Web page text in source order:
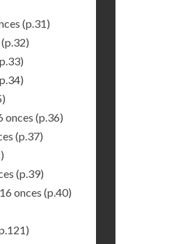
(p.31)
(p.32)
onces (p.36)
(p.37)
(p.39)
onces (p.40)